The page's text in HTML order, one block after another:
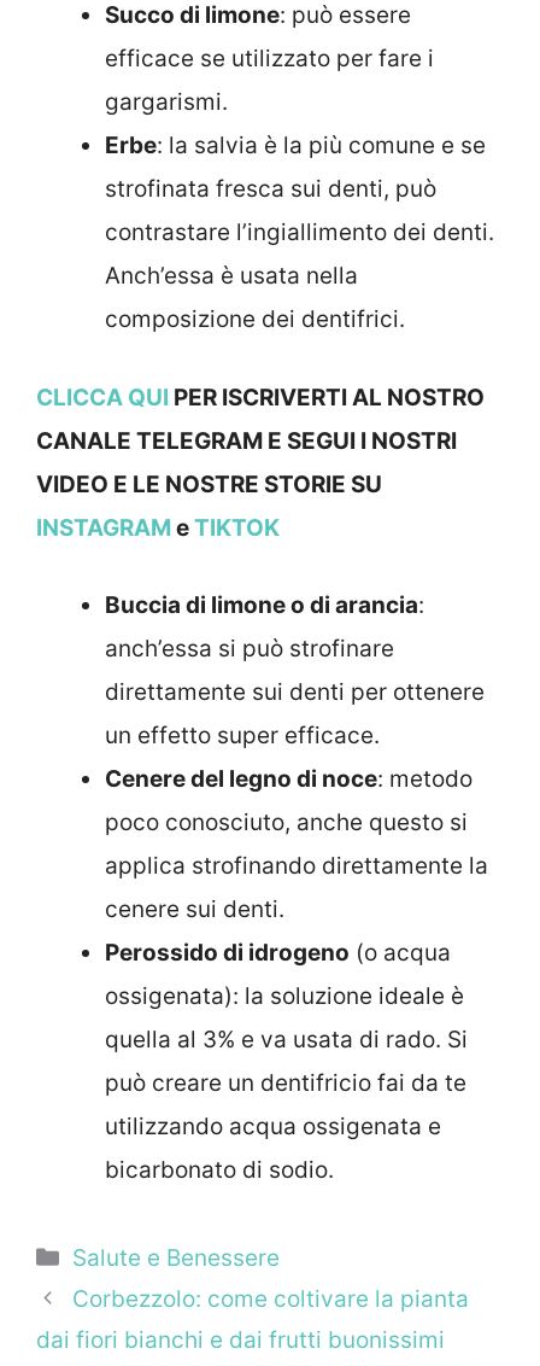
Succo di limone: può essere
efficace se utilizzato per fare i
gargarismi.
Erbe: la salvia è la più comune e se
strofinata fresca sui denti, può
contrastare l’ingiallimento dei denti.
Anch’essa è usata nella
composizione dei dentifrici.
CLICCA QUI PER ISCRIVERTI AL NOSTRO
CANALE TELEGRAM E SEGUI I NOSTRI
VIDEO E LE NOSTRE STORIE SU
INSTAGRAMeTIKTOK
Buccia di limone o di arancia:
anch’essa si può strofinare
direttamente sui denti per ottenere
un effetto super efficace.
Cenere del legno di noce: metodo
poco conosciuto, anche questo si
applica strofinando direttamente la
cenere sui denti.
Perossido di idrogeno (o acqua
ossigenata): la soluzione ideale è
quella al 3% e va usata di rado. Si
può creare un dentifricio fai da te
utilizzando acqua ossigenata e
bicarbonato di sodio.
Categorie
Salute e Benessere
Corbezzolo: come coltivare la pianta
dai fiori bianchi e dai frutti buonissimi